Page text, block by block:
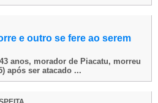
e outro se fere ao serem
anos, morador de Piacatu, morreu
após ser atacado ...